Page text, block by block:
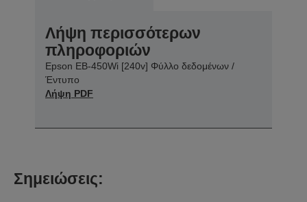
Λήψη περισσότερων
πληροφοριών
Epson EB-450Wi [240v] Φύλλο δεδομένων /
Έντυπο
Λήψη PDF
Σημειώσεις: